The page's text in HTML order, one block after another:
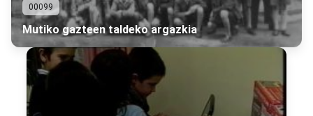
00099
Mutiko gazteen taldeko argazkia